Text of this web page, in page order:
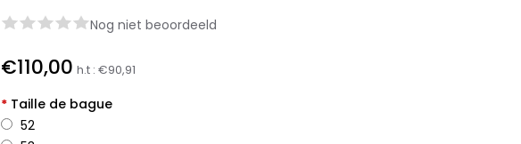
Nog niet beoordeeld
€110,00 h.t :€90,91
* Taille de bague
52